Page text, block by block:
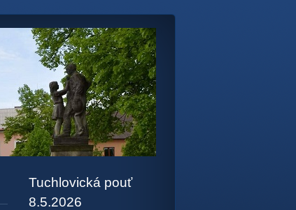
Tuchlovická pouť
8.5.2026